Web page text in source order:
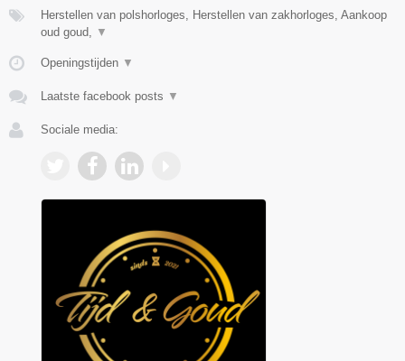
Herstellen van polshorloges, Herstellen van zakhorloges, Aankoop
oud goud,
▼
Openingstijden ▼
Laatste facebook posts ▼
Sociale media: